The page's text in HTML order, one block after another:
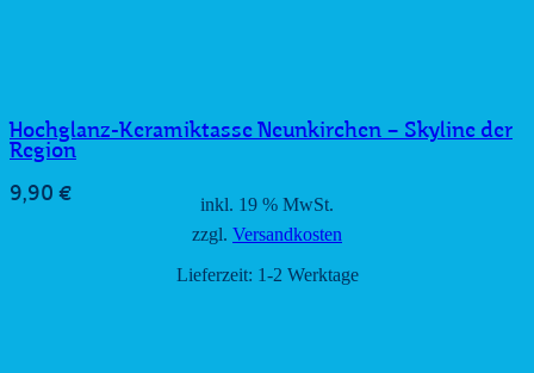
Hochglanz-Keramiktasse Neunkirchen – Skyline der
Region
9,90 €
inkl. 19 % MwSt.
zzgl. Versandkosten
Lieferzeit: 1-2 Werktage